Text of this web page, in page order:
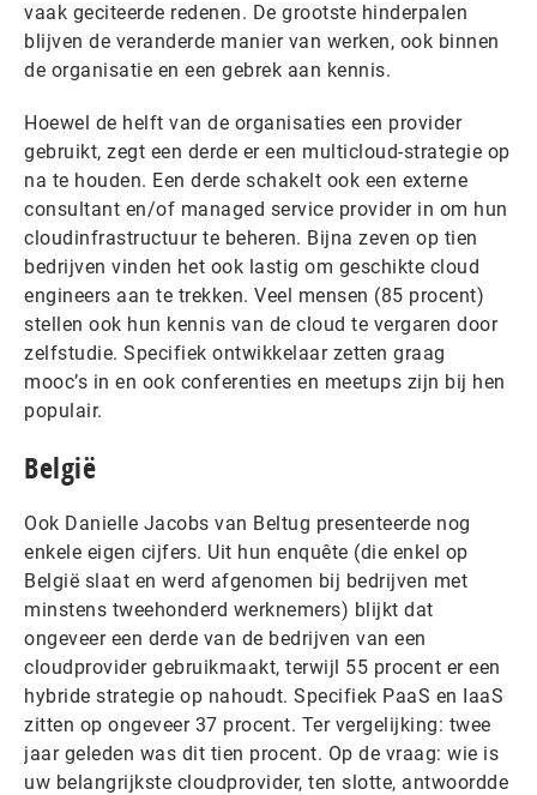
vaak geciteerde redenen. De grootste hinderpalen
blijven de veranderde manier van werken, ook binnen
de organisatie en een gebrek aan kennis.
Hoewel de helft van de organisaties een provider
gebruikt, zegt een derde er een multicloud-strategie op
na te houden. Een derde schakelt ook een externe
consultant en/of managed service provider in om hun
cloudinfrastructuur te beheren. Bijna zeven op tien
bedrijven vinden het ook lastig om geschikte cloud
engineers aan te trekken. Veel mensen (85 procent)
stellen ook hun kennis van de cloud te vergaren door
zelfstudie. Specifiek ontwikkelaar zetten graag
mooc’s in en ook conferenties en meetups zijn bij hen
populair.
België
Ook Danielle Jacobs van Beltug presenteerde nog
enkele eigen cijfers. Uit hun enquête (die enkel op
België slaat en werd afgenomen bij bedrijven met
minstens tweehonderd werknemers) blijkt dat
ongeveer een derde van de bedrijven van een
cloudprovider gebruikmaakt, terwijl 55 procent er een
hybride strategie op nahoudt. Specifiek PaaS en IaaS
zitten op ongeveer 37 procent. Ter vergelijking: twee
jaar geleden was dit tien procent. Op de vraag: wie is
uw belangrijkste cloudprovider, ten slotte, antwoordde